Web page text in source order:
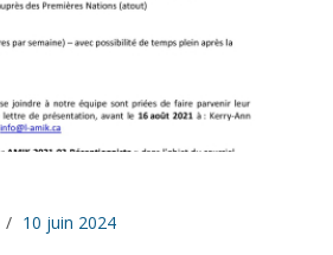
10 juin 2024